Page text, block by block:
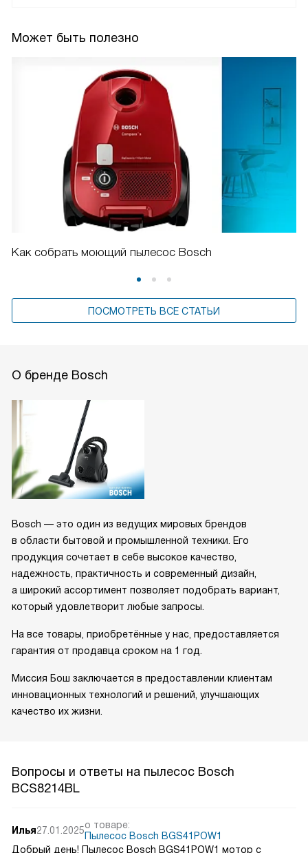
Может быть полезно
Как собрать моющий пылесос Bosch
ПОСМОТРЕТЬ ВСЕ СТАТЬИ
О бренде Bosch
Bosch — это один из ведущих мировых брендов
в области бытовой и промышленной техники. Его
продукция сочетает в себе высокое качество,
надежность, практичность и современный дизайн,
а широкий ассортимент позволяет подобрать вариант,
который удовлетворит любые запросы.
На все товары, приобретённые у нас, предоставляется
гарантия от продавца сроком на 1 год.
Миссия Бош заключается в предоставлении клиентам
инновационных технологий и решений, улучшающих
качество их жизни.
Вопросы и ответы на пылесос Bosch
BCS8214BL
Илья27.01.2025о товаре:
Пылесос Bosch BGS41POW1
Добрый день! Пылесос Bosch BGS41POW1 мотор с